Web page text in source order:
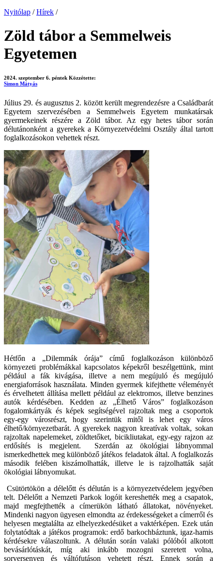
Nyitólap / Hírek /
Zöld tábor a Semmelweis
Egyetemen
2024. szeptember 6. péntek Közzétette:
Simon Mátyás
Július 29. és augusztus 2. között került megrendezésre a Családbarát
Egyetem szervezésében a Semmelweis Egyetem munkatársak
gyermekeinek részére a Zöld tábor. Az egy hetes tábor során
délutánonként a gyerekek a Környezetvédelmi Osztály által tartott
foglalkozásokon vehettek részt.
Hétfőn a „Dilemmák órája” című foglalkozáson különböző
környezeti problémákkal kapcsolatos képekről beszélgettünk, mint
például a fák kivágása, illetve a nem megújuló és megújuló
energiaforrások használata. Minden gyermek kifejthette véleményét
és érvelhetett állítása mellett például az elektromos, illetve benzines
autók kérdésében. Kedden az „Élhető Város” foglalkozáson
fogalomkártyák és képek segítségével rajzoltak meg a csoportok
egy-egy városrészt, hogy szerintük mitől is lehet egy város
élhető/környezetbarát. A gyerekek nagyon kreatívak voltak, sokan
rajzoltak napelemeket, zöldtetőket, bicikliutakat, egy-egy rajzon az
erdősítés is megjelent. Szerdán az ökológiai lábnyommal
ismerkedhettek meg különböző játékos feladatok által. A foglalkozás
második felében kiszámolhatták, illetve le is rajzolhatták saját
ökológiai lábnyomukat.
Csütörtökön a délelőtt és délután is a környezetvédelem jegyében
telt. Délelőtt a Nemzeti Parkok logóit kereshették meg a csapatok,
majd megfejthették a címerükön látható állatokat, növényeket.
Mindenki nagyon ügyesen elmondta az érdekességeket a címerről és
helyesen megtalálta az elhelyezkedésüket a vaktérképen. Ezek után
folytatódtak a játékos programok: erdő barkochbáztunk, igaz-hamis
kérdésekre válaszoltunk. A délután során valaki pólóból alkotott
bevásárlótáskát, míg aki inkább mozogni szeretett volna,
sorversenyen és váltófutáson vehetett részt. Ennek során a